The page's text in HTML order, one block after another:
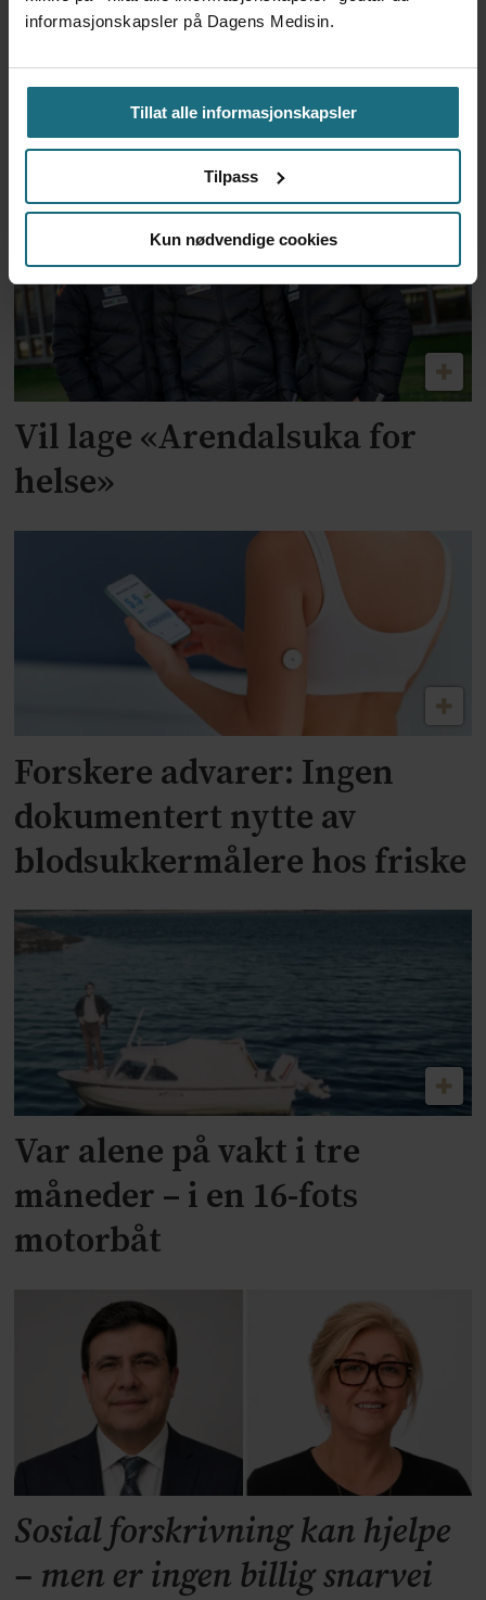
informasjonskapsler på Dagens Medisin.
Tillat alle informasjonskapsler
Tilpass
Kun nødvendige cookies
OUS har bidratt til
videreutvikling av ny robot
og dobler antallet
epilepsioperasjoner
Vil lage «Arendalsuka for
helse»
Forskere advarer: Ingen
dokumentert nytte av
blodsukkermålere hos friske
Var alene på vakt i tre
måneder – i en 16-fots
motorbåt
Sosial forskrivning kan hjelpe
– men er ingen billig snarvei